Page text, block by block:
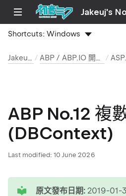
Jakeuj's
Shortcuts:Windows
Jakeuj 筆記本 ABP / ABP.IO 開發環境與安裝筆記
ABP No.12 複
(DBContext)
Last modified: 10 June 2026
原文發布日期: 2019-01-